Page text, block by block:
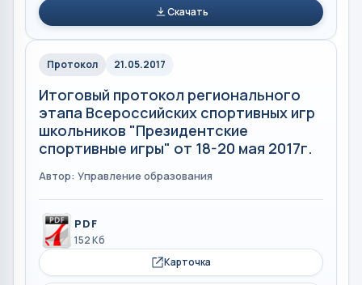
Скачать
Протокол 21.05.2017
Итоговый протокол регионального
этапа Всероссийских спортивных игр
школьников "Президентские
спортивные игры" от 18-20 мая 2017г.
Автор: Управление образования
PDF
152 Кб
Карточка